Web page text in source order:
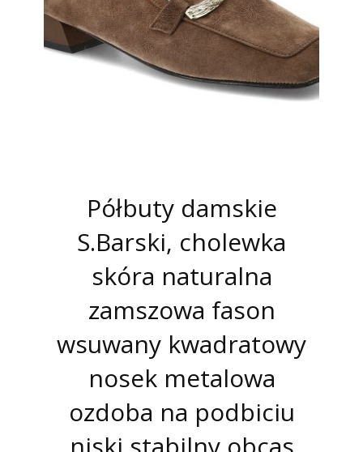
Półbuty damskie
S.Barski, cholewka
skóra naturalna
zamszowa fason
wsuwany kwadratowy
nosek metalowa
ozdoba na podbiciu